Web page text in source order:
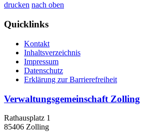
drucken nach oben
Quicklinks
Kontakt
Inhaltsverzeichnis
Impressum
Datenschutz
Erklärung zur Barrierefreiheit
Verwaltungsgemeinschaft Zolling
Rathausplatz 1
85406 Zolling